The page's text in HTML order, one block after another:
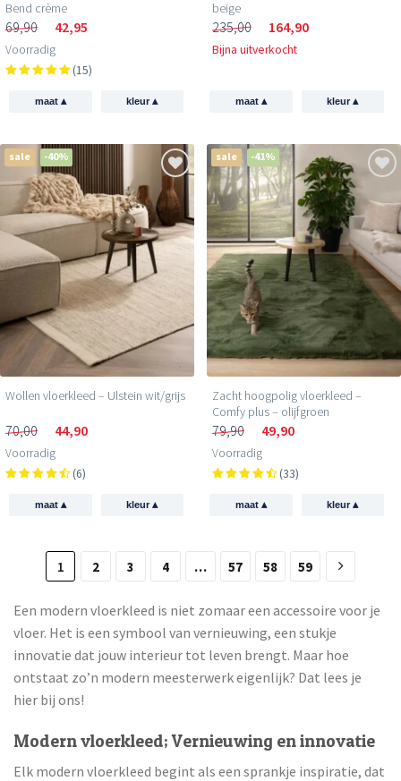
Bend crème
69,90 42,95
Voorradig
(15)
maat ▴ kleur▴
beige
235,00 164,90
Bijna uitverkocht
maat ▴ kleur▴
sale -40%
Wollen vloerkleed – Ulstein wit/grijs
70,00 44,90
Voorradig
(6)
maat ▴ kleur▴
sale -41%
Zacht hoogpolig vloerkleed –
Comfy plus – olijfgroen
79,90 49,90
Voorradig
(33)
maat ▴ kleur▴
1 2 3 4 … 57 58 59
Een modern vloerkleed is niet zomaar een accessoire voor je
vloer. Het is een symbool van vernieuwing, een stukje
innovatie dat jouw interieur tot leven brengt. Maar hoe
ontstaat zo’n modern meesterwerk eigenlijk? Dat lees je
hier bij ons!
Modern vloerkleed; Vernieuwing en innovatie
Elk modern vloerkleed begint als een sprankje inspiratie, dat